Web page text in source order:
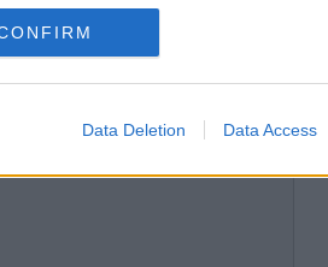
Data Deletion Data Access